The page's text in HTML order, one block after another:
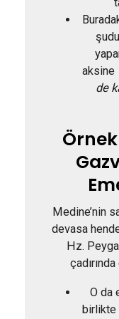
aksine
de
Medine’nin
devasa
Hz.
O da
birlikte